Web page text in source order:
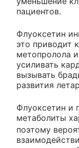
пациентов.
Флуоксетин
это приводит
метопролола
усиливать
вызывать
развития
Флуоксетин и
метаболиты
поэтому